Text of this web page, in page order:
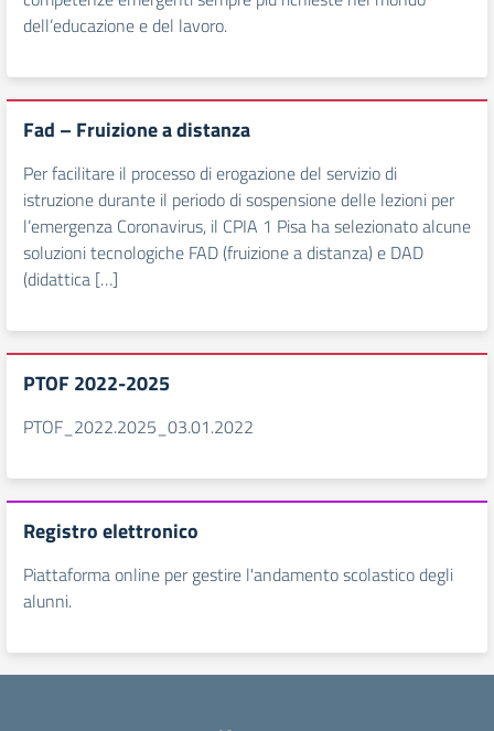
dell’educazione e del lavoro.
Fad – Fruizione a distanza
Per facilitare il processo di erogazione del servizio di
istruzione durante il periodo di sospensione delle lezioni per
l’emergenza Coronavirus, il CPIA 1 Pisa ha selezionato alcune
soluzioni tecnologiche FAD (fruizione a distanza) e DAD
(didattica […]
PTOF 2022-2025
PTOF_2022.2025_03.01.2022
Registro elettronico
Piattaforma online per gestire l'andamento scolastico degli
alunni.